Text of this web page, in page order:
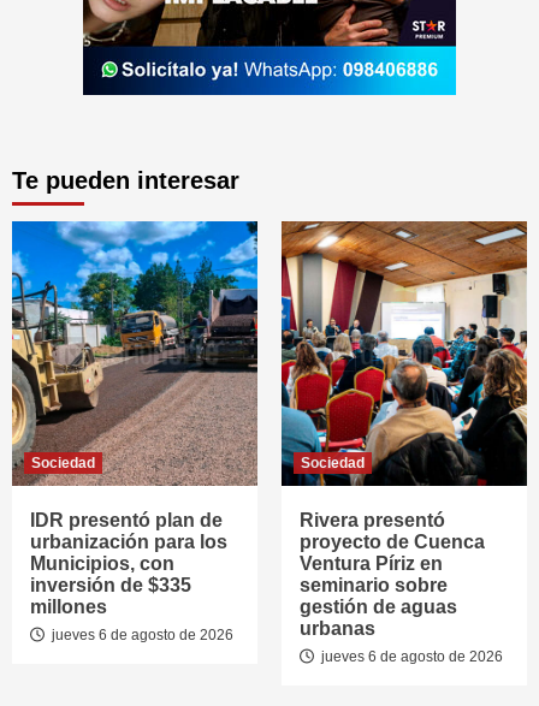
Te pueden interesar
Sociedad
IDR presentó plan de
urbanización para los
Municipios, con
inversión de $335
millones
jueves 6 de agosto de 2026
Sociedad
Rivera presentó
proyecto de Cuenca
Ventura Píriz en
seminario sobre
gestión de aguas
urbanas
jueves 6 de agosto de 2026